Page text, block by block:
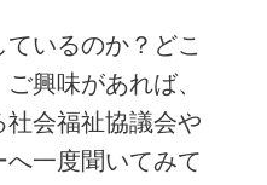
いるのか？どこ
興味があれば、
会福祉協議会や
一度聞いてみて